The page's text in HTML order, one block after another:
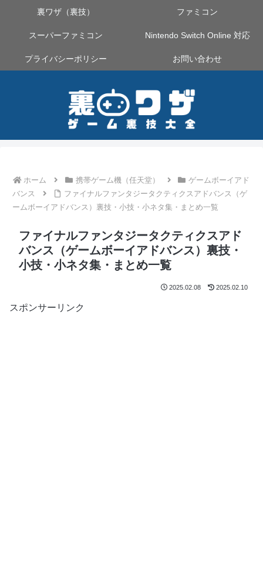
裏ワザ（裏技） ファミコン
スーパーファミコン Nintendo Switch Online 対応
プライバシーポリシー お問い合わせ
ホーム 携帯ゲーム機（任天堂）
ゲームボーイアド
バンス
ファイナルファンタジータクティクスアドバンス（ゲ
ームボーイアドバンス）裏技・小技・小ネタ集・まとめ一覧
ファイナルファンタジータクティクスアド
バンス（ゲームボーイアドバンス）裏技・
小技・小ネタ集・まとめ一覧
2025.02.08 2025.02.10
スポンサーリンク